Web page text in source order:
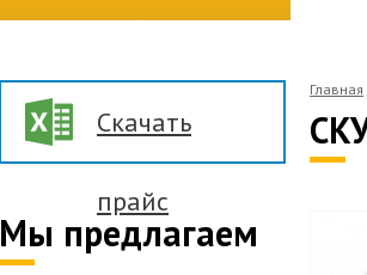
Главная
Скачать
прайс
Мы предлагаем